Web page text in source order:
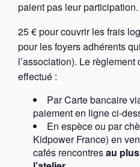
paient pas leur participation.
25 € pour couvrir les frais
pour les foyers adhérents
l’association). Le
effectué :
Par Carte bancaire
paiement en ligne ci-
En espèce ou par
Kidpower France) en
cafés rencontresau